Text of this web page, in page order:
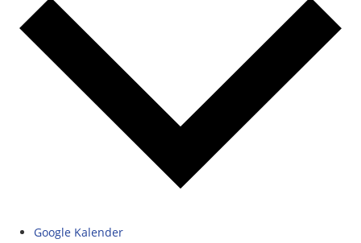
Google Kalender